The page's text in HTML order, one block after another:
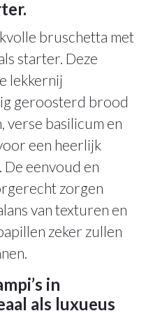
bruschetta met
starter. Deze
lekkernij
geroosterd brood
verse basilicum en
een heerlijk
De eenvoud en
zorgen
van texturen en
zeker zullen
in
als luxueus